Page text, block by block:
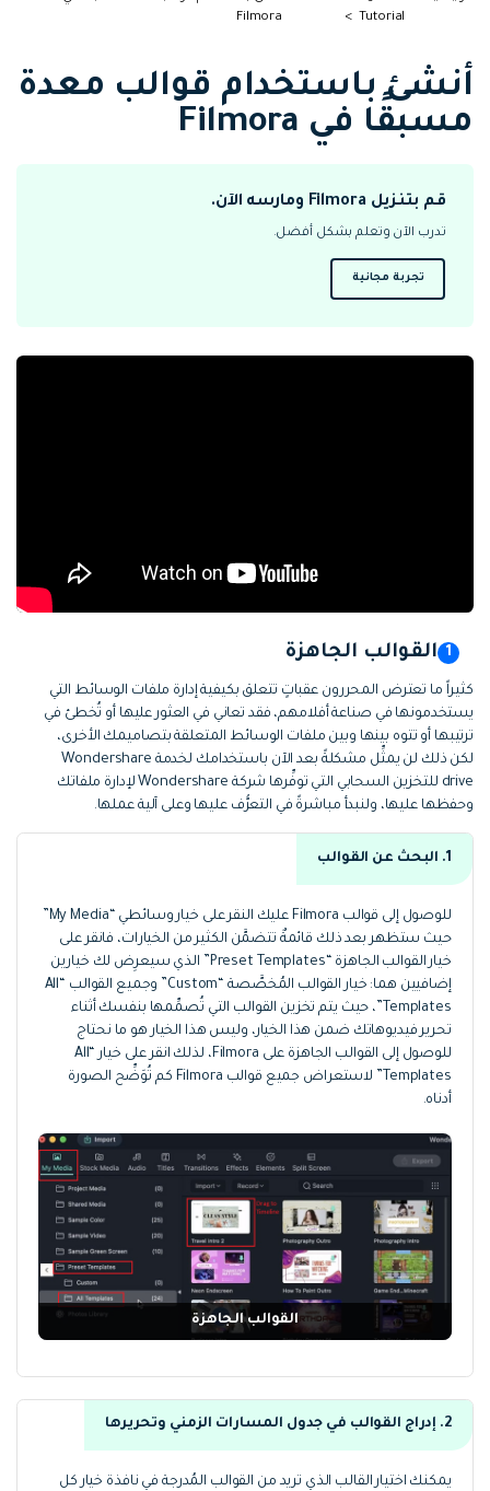
رؤى التحرير
تعلم المعرفة الأساسية في تحرير
بنفسك
اكتشف كيفية إنشاء تأثيرات خاصة
Blog
search
Tutorial
Filmora
أنشئ باستخدام قوالب معدة
مسبقًا في Filmora
قم بتنزيل Filmora ومارسه الآن.
تدرب الآن وتعلم بشكل أفضل.
تجربة مجانية
القوالب الجاهزة
كثيراً ما تعترض المحررون عقباتٍ تتعلق بكيفية إدارة ملفات الوسائط التي
يستخدمونها في صناعة أفلامهم، فقد تعاني في العثور عليها أو تُخطئ في
ترتيبها أو تتوه بينها وبين ملفات الوسائط المتعلقة بتصاميمك الأخرى،
لكن ذلك لن يمثِّل مشكلةً بعد الآن باستخدامك لخدمة Wondershare
drive للتخزين السحابي التي توفِّرها شركة Wondershare لإدارة ملفاتك
وحفظها عليها، ولنبدأ مباشرةً في التعرُّف عليها وعلى آلية عملها.
1. البحث عن القوالب
للوصول إلى قوالب Filmora عليك النقر على خيار وسائطي “My Media”
حيث ستظهر بعد ذلك قائمةٌ تتضمَّن الكثير من الخيارات، فانقر على
خيار القوالب الجاهزة “Preset Templates” الذي سيعرِض لك خيارين
إضافيين هما: خيار القوالب المُخصَّصة “Custom” وجميع القوالب “All
Templates”، حيث يتم تخزين القوالب التي تُصمِّمها بنفسك أثناء
تحرير فيديوهاتك ضمن هذا الخيار، وليس هذا الخيار هو ما نحتاج
للوصول إلى القوالب الجاهزة على Filmora، لذلك انقر على خيار “All
Templates” لاستعراض جميع قوالب Filmora كم تُوَضِّح الصورة
أدناه.
القوالب الجاهزة
2. إدراج القوالب في جدول المسارات الزمني وتحريرها
يمكنك اختيار القالب الذي تريد من القوالب المُدرجة في نافذة خيار كل